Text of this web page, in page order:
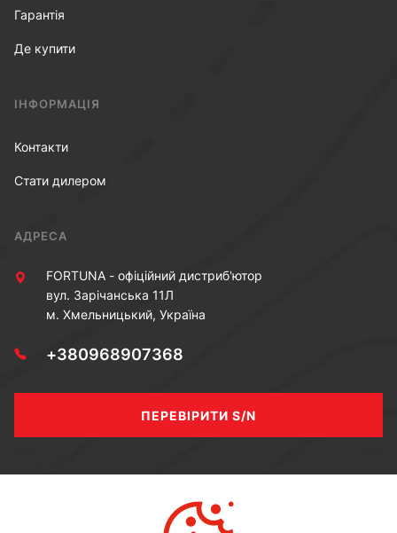
Гарантія
Де купити
ІНФОРМАЦІЯ
Контакти
Стати дилером
АДРЕСА
FORTUNA - офіційний дистриб'ютор
вул. Зарічанська 11Л
м. Хмельницький, Україна
+380968907368
ПЕРЕВІРИТИ S/N